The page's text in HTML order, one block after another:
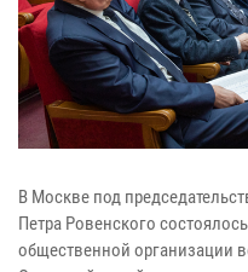
В Москве под
Петра Ровенского
общественной организации